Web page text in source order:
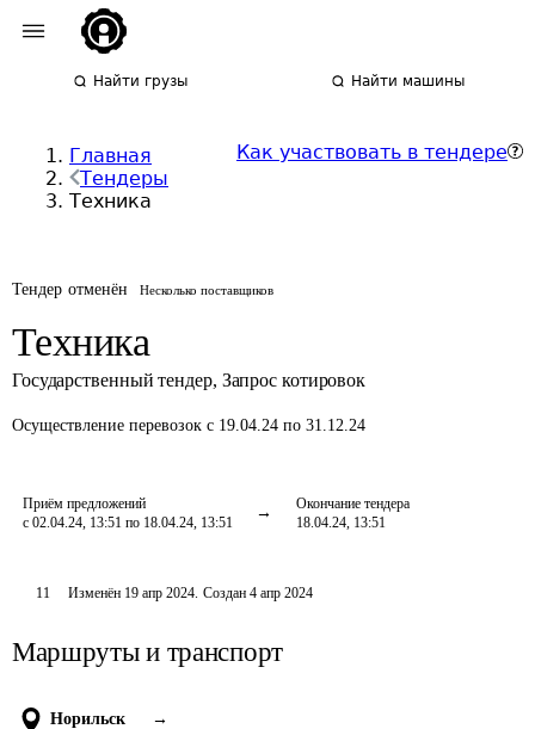
Найти грузы Найти машины
Главная
Тендеры
Техника
Как участвовать в тендере
Тендер отменён Несколько поставщиков
Техника
Государственный тендер, Запрос котировок
Осуществление перевозок с 19.04.24 по 31.12.24
Приём предложений
с 02.04.24, 13:51 по 18.04.24, 13:51
Окончание тендера
18.04.24, 13:51
11 Изменён 19 апр 2024. Создан 4 апр 2024
Маршруты и транспорт
Норильск →